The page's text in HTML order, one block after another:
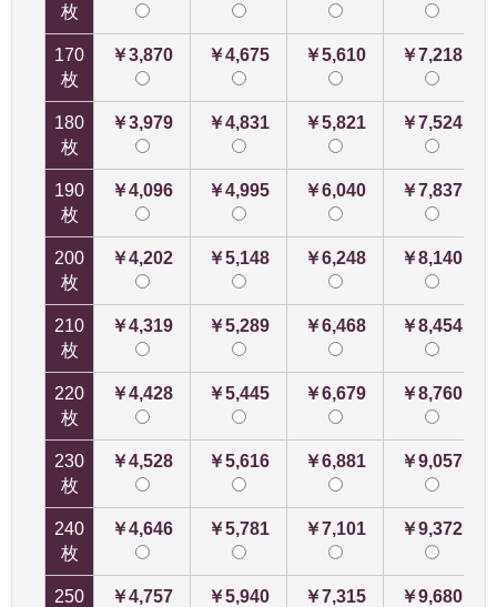
枚
170
枚
￥3,870 ￥4,675 ￥5,610 ￥7,218
180
枚
￥3,979 ￥4,831 ￥5,821 ￥7,524
190
枚
￥4,096 ￥4,995 ￥6,040 ￥7,837
200
枚
￥4,202 ￥5,148 ￥6,248 ￥8,140
210
枚
￥4,319 ￥5,289 ￥6,468 ￥8,454
220
枚
￥4,428 ￥5,445 ￥6,679 ￥8,760
230
枚
￥4,528 ￥5,616 ￥6,881 ￥9,057
240
枚
￥4,646 ￥5,781 ￥7,101 ￥9,372
250
￥4,757 ￥5,940 ￥7,315 ￥9,680